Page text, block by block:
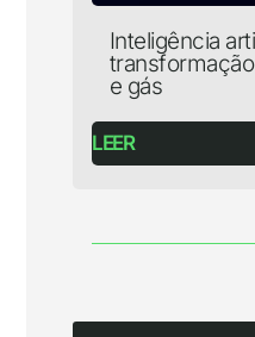
Inteligência
e gás
LEER